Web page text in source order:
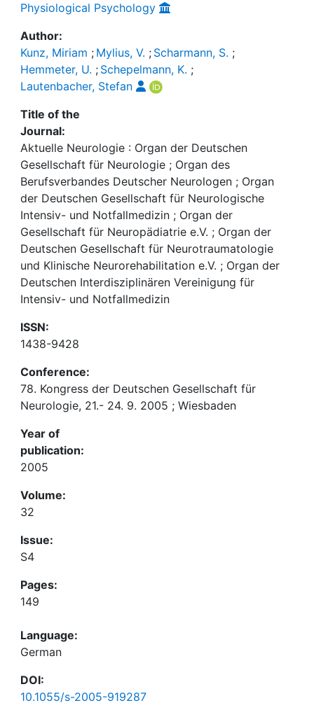
Physiological Psychology
Author:
Kunz, Miriam ; Mylius, V. ; Scharmann, S. ;
Hemmeter, U. ; Schepelmann, K. ;
Lautenbacher, Stefan
Title of the
Journal:
Aktuelle Neurologie : Organ der Deutschen
Gesellschaft für Neurologie ; Organ des
Berufsverbandes Deutscher Neurologen ; Organ
der Deutschen Gesellschaft für Neurologische
Intensiv- und Notfallmedizin ; Organ der
Gesellschaft für Neuropädiatrie e.V. ; Organ der
Deutschen Gesellschaft für Neurotraumatologie
und Klinische Neurorehabilitation e.V. ; Organ der
Deutschen Interdisziplinären Vereinigung für
Intensiv- und Notfallmedizin
ISSN:
1438-9428
Conference:
78. Kongress der Deutschen Gesellschaft für
Neurologie, 21.- 24. 9. 2005 ; Wiesbaden
Year of
publication:
2005
Volume:
32
Issue:
S4
Pages:
149
Language:
German
DOI:
10.1055/s-2005-919287